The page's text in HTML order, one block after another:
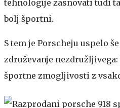
tehnologije zasnovati tudi
bolj športni.
S tem je Porscheju uspelo
združevanje
športne zmogljivosti z